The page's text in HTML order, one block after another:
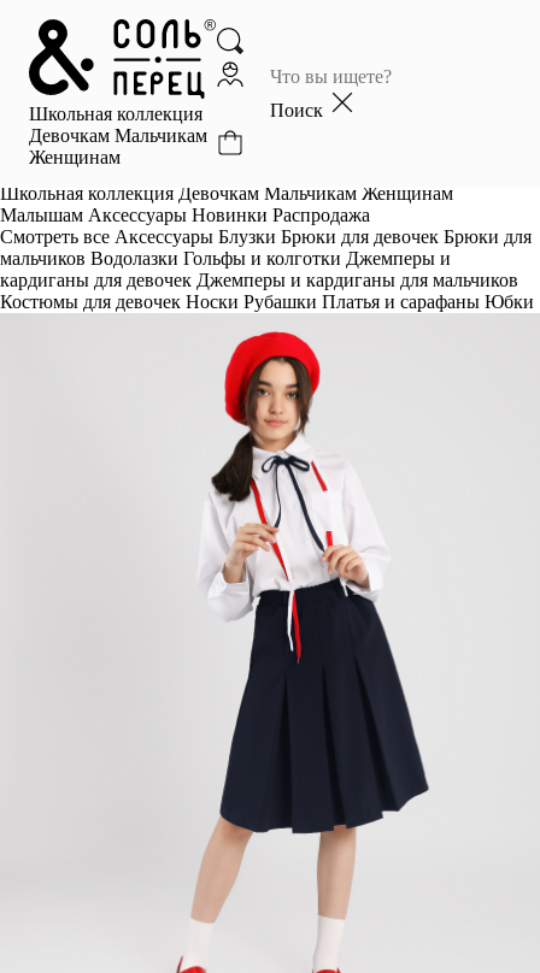
Школьная коллекция
Девочкам Мальчикам
Женщинам
Поиск
Главная
Каталог
Избранное
Школьная коллекция Девочкам Мальчикам Женщинам
Малышам Аксессуары Новинки Распродажа
Смотреть все Аксессуары Блузки Брюки для девочек Брюки для
мальчиков Водолазки Гольфы и колготки Джемперы и
кардиганы для девочек Джемперы и кардиганы для мальчиков
Костюмы для девочек Носки Рубашки Платья и сарафаны Юбки